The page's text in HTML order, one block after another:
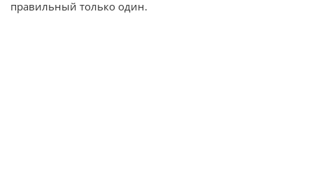
правильный только один.